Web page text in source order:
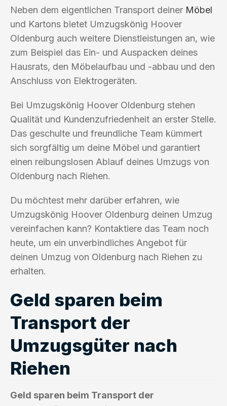
Neben dem eigentlichen Transport deiner Möbel
und Kartons bietet Umzugskönig Hoover
Oldenburg auch weitere Dienstleistungen an, wie
zum Beispiel das Ein- und Auspacken deines
Hausrats, den Möbelaufbau und -abbau und den
Anschluss von Elektrogeräten.
Bei Umzugskönig Hoover Oldenburg stehen
Qualität und Kundenzufriedenheit an erster Stelle.
Das geschulte und freundliche Team kümmert
sich sorgfältig um deine Möbel und garantiert
einen reibungslosen Ablauf deines Umzugs von
Oldenburg nach Riehen.
Du möchtest mehr darüber erfahren, wie
Umzugskönig Hoover Oldenburg deinen Umzug
vereinfachen kann? Kontaktiere das Team noch
heute, um ein unverbindliches Angebot für
deinen Umzug von Oldenburg nach Riehen zu
erhalten.
Geld sparen beim
Transport der
Umzugsgüter nach
Riehen
Geld sparen beim Transport der